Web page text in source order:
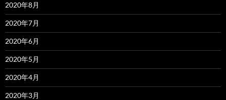
2020年8月
2020年7月
2020年6月
2020年5月
2020年4月
2020年3月